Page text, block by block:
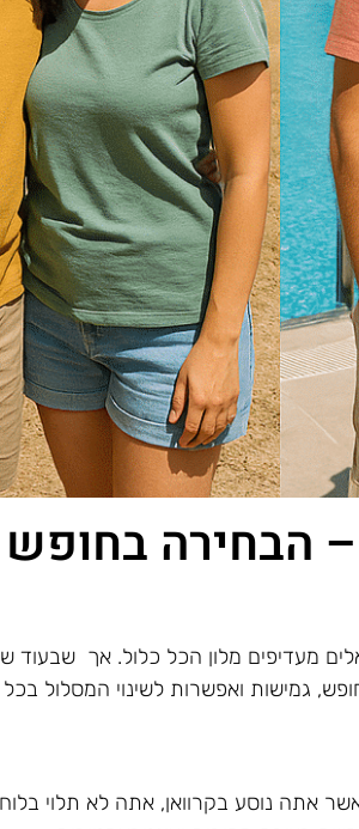
– הבחירה
מעדיפים מלון הכל כלול. אך שבעוד
גמישות ואפשרות לשינוי המסלול
אתה נוסע בקרוואן, אתה לא תלוי